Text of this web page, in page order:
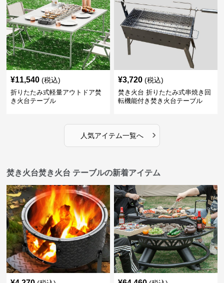
¥11,540 (税込)
折りたたみ式軽量アウトドア焚
き火台テーブル
¥3,720 (税込)
焚き火台 折りたたみ式串焼き回
転機能付き焚き火台テーブル
人気アイテム一覧へ ›
焚き火台焚き火台 テーブルの新着アイテム